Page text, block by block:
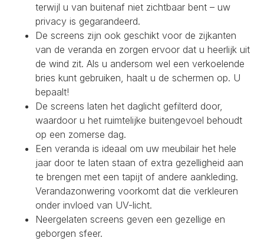
terwijl u van buitenaf niet zichtbaar bent – uw
privacy is gegarandeerd.
De screens zijn ook geschikt voor de zijkanten
van de veranda en zorgen ervoor dat u heerlijk uit
de wind zit. Als u andersom wel een verkoelende
bries kunt gebruiken, haalt u de schermen op. U
bepaalt!
De screens laten het daglicht gefilterd door,
waardoor u het ruimtelijke buitengevoel behoudt
op een zomerse dag.
Een veranda is ideaal om uw meubilair het hele
jaar door te laten staan of extra gezelligheid aan
te brengen met een tapijt of andere aankleding.
Verandazonwering voorkomt dat die verkleuren
onder invloed van UV-licht.
Neergelaten screens geven een gezellige en
geborgen sfeer.